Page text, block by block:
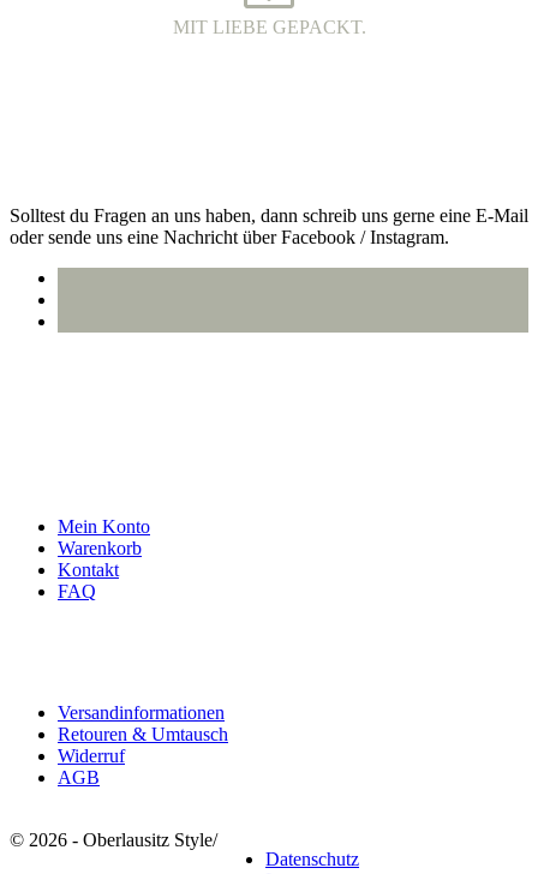
MIT LIEBE GEPACKT.
Solltest du Fragen an uns haben, dann schreib uns gerne eine E-Mail
oder sende uns eine Nachricht über Facebook / Instagram.
Mein Konto
Warenkorb
Kontakt
FAQ
Versandinformationen
Retouren & Umtausch
Widerruf
AGB
© 2026 - Oberlausitz Style/
Datenschutz